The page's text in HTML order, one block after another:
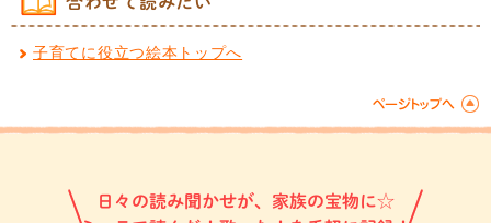
子育てに役立つ絵本トップへ
日々の読み聞かせが、家族の宝物に☆